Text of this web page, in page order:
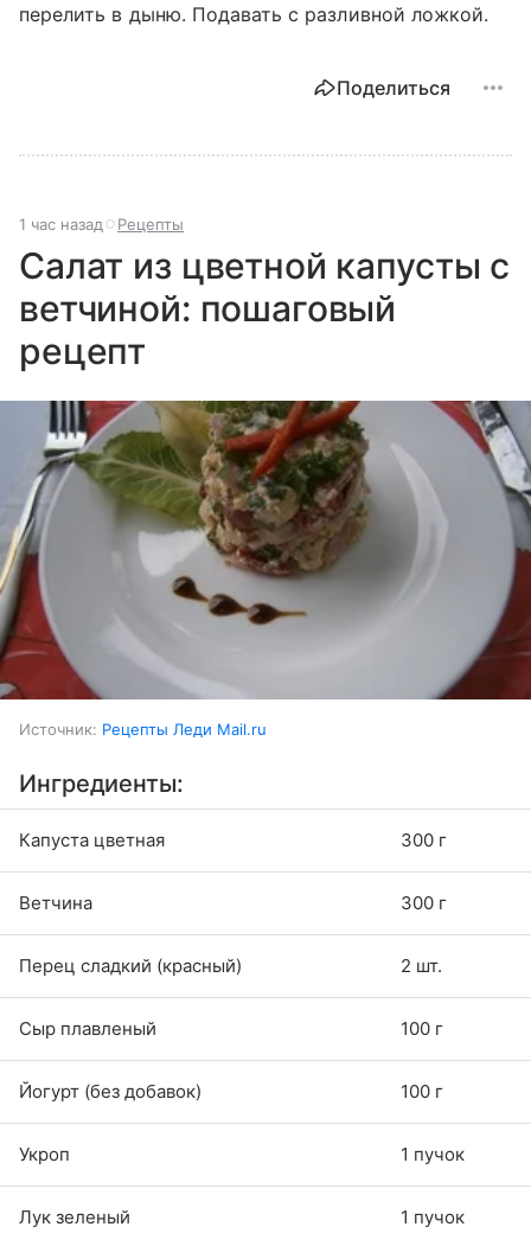
перелить в дыню. Подавать с разливной ложкой.
Поделиться
1 час назад Рецепты
Салат из цветной капусты с
ветчиной: пошаговый
рецепт
Источник: Рецепты Леди Mail.ru
Ингредиенты:
Капуста цветная 300 г
Ветчина 300 г
Перец сладкий (красный) 2 шт.
Сыр плавленый 100 г
Йогурт (без добавок) 100 г
Укроп 1 пучок
Лук зеленый 1 пучок